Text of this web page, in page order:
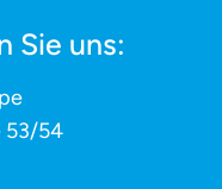
Sie uns:
53/54